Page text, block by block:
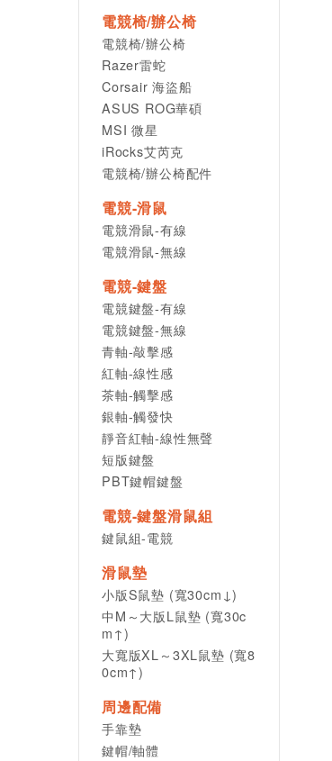
電競椅/辦公椅
電競椅/辦公椅
Razer雷蛇
Corsair 海盜船
ASUS ROG華碩
MSI 微星
iRocks艾芮克
電競椅/辦公椅配件
電競-滑鼠
電競滑鼠-有線
電競滑鼠-無線
電競-鍵盤
電競鍵盤-有線
電競鍵盤-無線
青軸-敲擊感
紅軸-線性感
茶軸-觸擊感
銀軸-觸發快
靜音紅軸-線性無聲
短版鍵盤
PBT鍵帽鍵盤
電競-鍵盤滑鼠組
鍵鼠組-電競
滑鼠墊
小版S鼠墊 (寬30cm↓)
中M～大版L鼠墊 (寬30c
m↑)
大寬版XL～3XL鼠墊 (寬8
0cm↑)
周邊配備
手靠墊
鍵帽/軸體